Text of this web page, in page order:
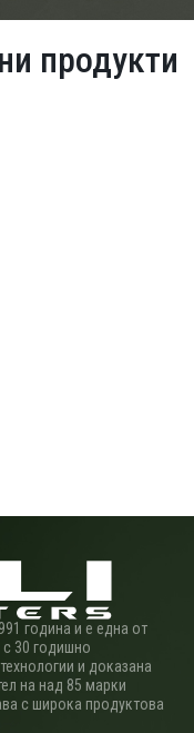
продукти
година и е една от
30 годишно
и доказана
на над 85 марки
с широка продуктова